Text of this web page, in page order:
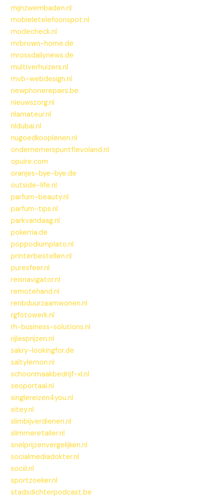
mijnzwembaden.nl
mobieletelefoonspot.nl
modecheck.nl
mrbrown-home.de
mrossdailynews.de
multiverhuizers.nl
mvb-webdesign.nl
newphonerepairs.be
nieuwszorg.nl
nlamateur.nl
nldubai.nl
nugoedkooplenen.nl
ondernemerspuntflevoland.nl
opuire.com
oranjes-bye-bye.de
outside-life.nl
parfum-beauty.nl
parfum-tips.nl
parkvandaag.nl
pokerria.de
poppodiumplato.nl
printerbestellen.nl
puresfeer.nl
reisnavigator.nl
remotehand.nl
renbduurzaamwonen.nl
rgfotowerk.nl
rh-business-solutions.nl
rijlesprijzen.nl
sakry-lookingfor.de
saltylemon.nl
schoonmaakbedrijf-xl.nl
seoportaal.nl
singlereizen4you.nl
sitey.nl
slimbijverdienen.nl
slimmeretailer.nl
snelprijzenvergelijken.nl
socialmediadokter.nl
sociii.nl
sportzoeker.nl
stadsdichterpodcast.be